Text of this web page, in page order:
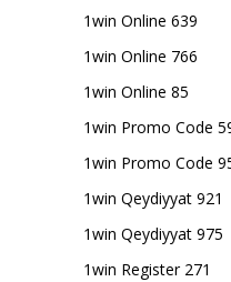
1win Online 639
1win Online 766
1win Online 85
1win Promo Code
1win Promo Code
1win Qeydiyyat 921
1win Qeydiyyat 975
1win Register 271